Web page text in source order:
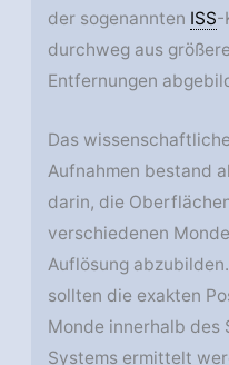
der sogenannten ISS-
durchweg aus
Entfernungen
Das
Aufnahmen bestand
darin, die
verschiedenen
Auflösung
sollten die exakten
Monde innerhalb des
Systems ermittelt